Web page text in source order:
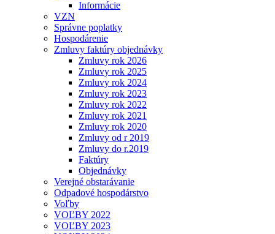
Informácie
VZN
Správne poplatky
Hospodárenie
Zmluvy faktúry objednávky
Zmluvy rok 2026
Zmluvy rok 2025
Zmluvy rok 2024
Zmluvy rok 2023
Zmluvy rok 2022
Zmluvy rok 2021
Zmluvy rok 2020
Zmluvy od r 2019
Zmluvy do r.2019
Faktúry
Objednávky
Verejné obstarávanie
Odpadové hospodárstvo
Voľby
VOĽBY 2022
VOĽBY 2023